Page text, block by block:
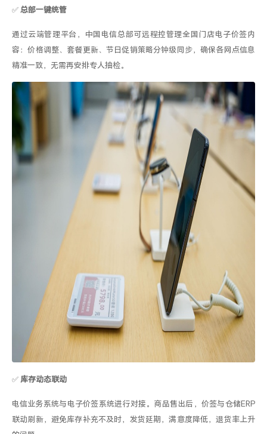
✅总部一键统管
通过云端管理平台，中国电信总部可远程控管理全国门店电子价签内
容：价格调整、 套餐更新、节日促销策略分钟级同步，确保各网点信息
精准一致，无需再安排专人抽检。
✅ 库存动态联动
电信业务系统与电子价签系统进行对接。商品售出后，价签与仓储ERP
联动刷新，避免库存补充不及时，发货延期，满意度降低，退货率上升